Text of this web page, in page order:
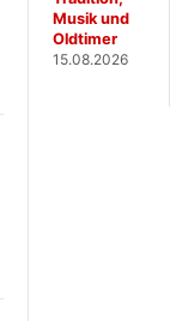
Musik und
Oldtimer
15.08.2026